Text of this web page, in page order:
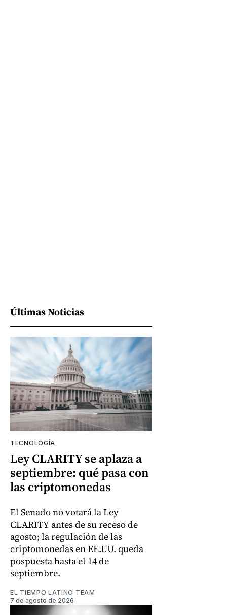
Últimas Noticias
TECNOLOGÍA
Ley CLARITY se aplaza a
septiembre: qué pasa con
las criptomonedas
El Senado no votará la Ley
CLARITY antes de su receso de
agosto; la regulación de las
criptomonedas en EE.UU. queda
pospuesta hasta el 14 de
septiembre.
EL TIEMPO LATINO TEAM
7 de agosto de 2026